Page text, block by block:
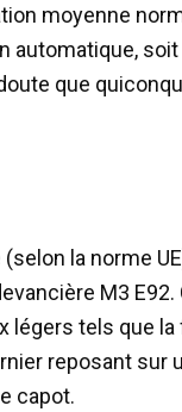
moyenne
automatique,
que
la norme
M3
légers tels que
reposant sur
capot.